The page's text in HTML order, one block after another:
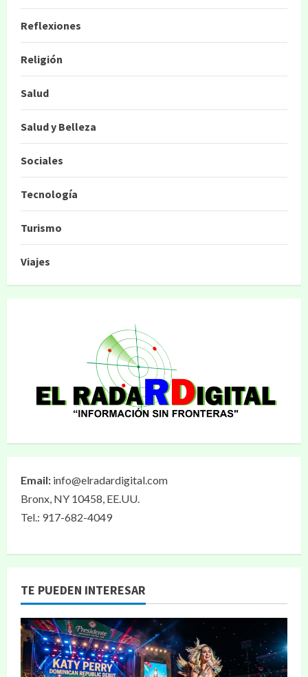
Reflexiones
Religión
Salud
Salud y Belleza
Sociales
Tecnología
Turismo
Viajes
Email: info@elradardigital.com
Bronx, NY 10458, EE.UU.
Tel.: 917-682-4049
TE PUEDEN INTERESAR